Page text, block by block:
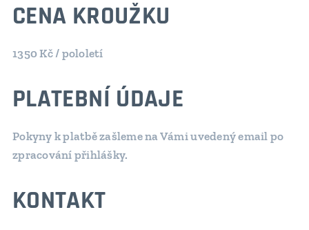
CENA KROUŽKU
1350 Kč / pololetí
PLATEBNÍ ÚDAJE
Pokyny k platbě zašleme na Vámi uvedený email po
zpracování přihlášky.
KONTAKT